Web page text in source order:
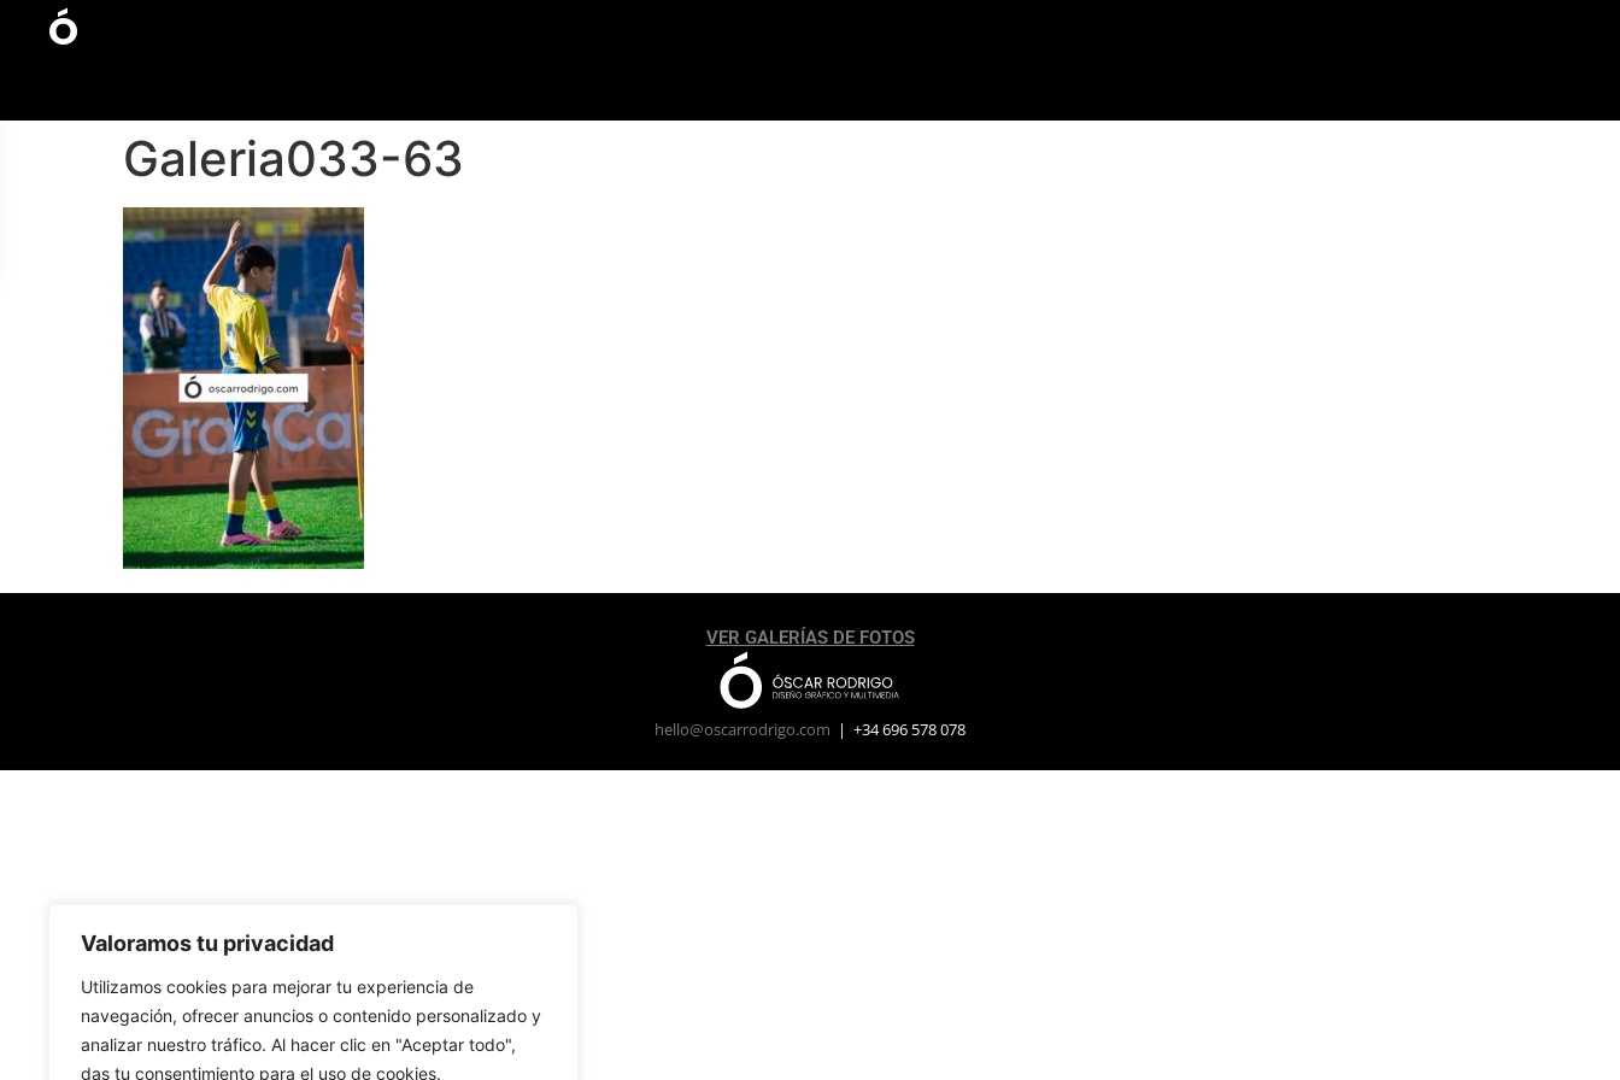
Valoramos tu privacidad
Utilizamos cookies para mejorar tu experiencia de
navegación, ofrecer anuncios o contenido personalizado y
analizar nuestro tráfico. Al hacer clic en "Aceptar todo",
das tu consentimiento para el uso de cookies.
Ó
Galeria033-63
VER GALERÍAS DE FOTOS
hello@oscarrodrigo.com | +34 696 578 078